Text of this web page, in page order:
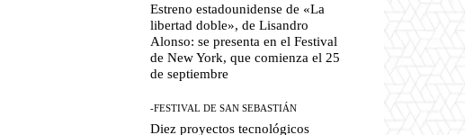
Estreno estadounidense de «La
libertad doble», de Lisandro
Alonso: se presenta en el Festival
de New York, que comienza el 25
de septiembre
-FESTIVAL DE SAN SEBASTIÁN
Diez proyectos tecnológicos